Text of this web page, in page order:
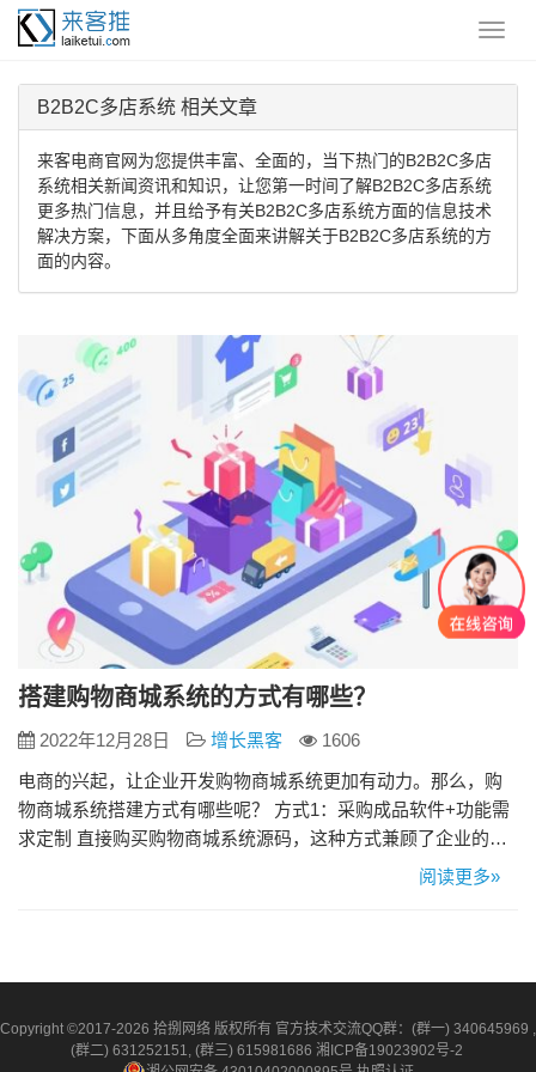
B2B2C多店系统 相关文章
来客电商官网为您提供丰富、全面的，当下热门的B2B2C多店
系统相关新闻资讯和知识，让您第一时间了解B2B2C多店系统
更多热门信息，并且给予有关B2B2C多店系统方面的信息技术
解决方案，下面从多角度全面来讲解关于B2B2C多店系统的方
面的内容。
搭建购物商城系统的方式有哪些？
2022年12月28日 增长黑客
1606
电商的兴起，让企业开发购物商城系统更加有动力。那么，购
物商城系统搭建方式有哪些呢？ 方式1：采购成品软件+功能需
求定制 直接购买购物商城系统源码，这种方式兼顾了企业的成
本和个性化需求，帮助企业快速搭建一个自己的购物商城系
展。其中，一…
阅读更多»
Copyright ©2017-2026 拾捌网络 版权所有 官方技术交流QQ群：(群一) 340645969 ,
(群二) 631252151, (群三) 615981686 湘ICP备19023902号-2